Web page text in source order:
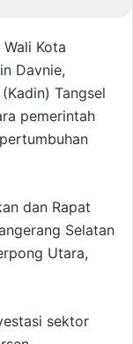
Kota
Davnie,
Tangsel
pemerintah
dan Rapat
Selatan
Utara,
sektor